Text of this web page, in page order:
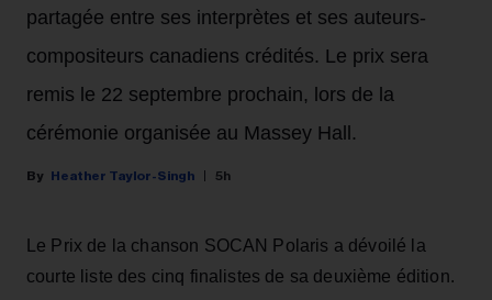
partagée entre ses interprètes et ses auteurs-
compositeurs canadiens crédités. Le prix sera
remis le 22 septembre prochain, lors de la
cérémonie organisée au Massey Hall.
Heather Taylor-Singh 5h
Le Prix de la chanson SOCAN Polaris a dévoilé la
courte liste des cinq finalistes de sa deuxième édition.